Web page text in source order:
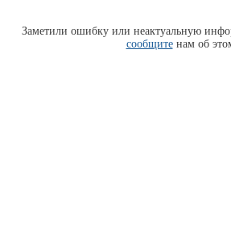
Заметили ошибку или неактуальную
сообщитенам об